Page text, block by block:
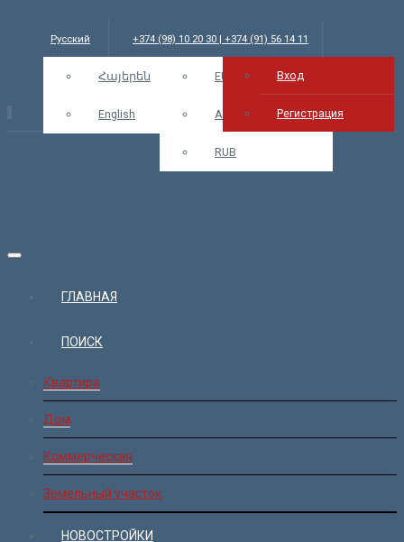
Русский
Հայերեն
English
+374 (98) 10 20 30 | +374 (91) 56 14 11
info@bars.am USD EUR
AMD
RUB
Вход Вход
Регистрация
ГЛАВНАЯ
ПОИСК
Квартира
Дом
Коммерческая
Земельный участок
НОВОСТРОЙКИ